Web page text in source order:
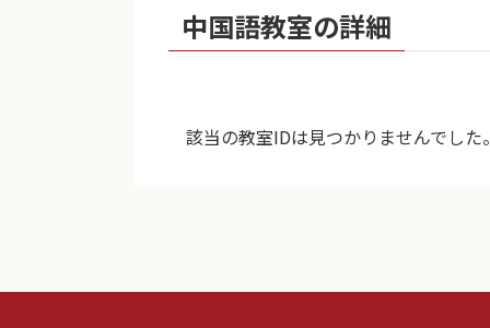
中国語教室の詳細
該当の教室IDは見つかりませんでした。